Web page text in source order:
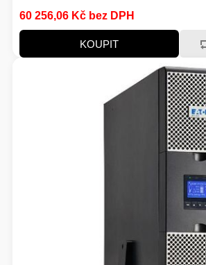
Prodloužení záložního času; Typ
60 256,06 Kč bez DPH
KOUPIT